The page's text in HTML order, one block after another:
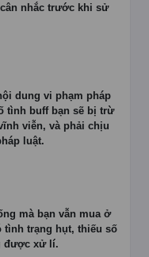
nhắc trước khi sử
dung vi phạm pháp
tình buff bạn sẽ bị trừ
viễn, và phải chịu
luật.
mà bạn vẫn mua ở
tình trạng hụt, thiếu số
được xử lí.